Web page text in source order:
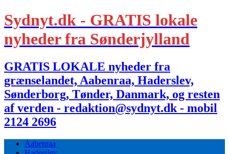
Sydnyt.dk - GRATIS lokale
nyheder fra Sønderjylland
GRATIS LOKALE nyheder fra
grænselandet, Aabenraa, Haderslev,
Sønderborg, Tønder, Danmark, og resten
af verden - redaktion@sydnyt.dk - mobil
2124 2696
Aabenraa